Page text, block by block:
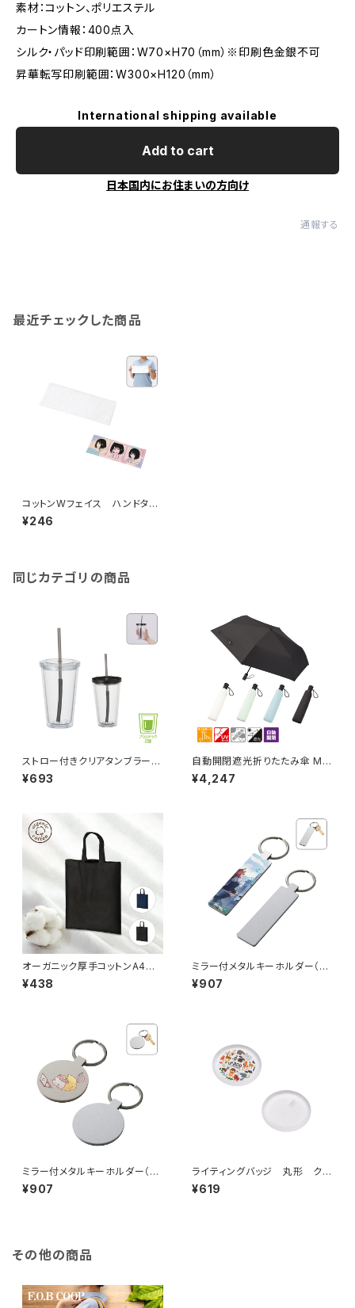
素材：コットン、ポリエステル
カートン情報：400点入
シルク・パッド印刷範囲：W70×H70（mm）※印刷色金銀不可
昇華転写印刷範囲：W300×H120（mm）
International shipping available
Add to cart
日本国内にお住まいの方向け
通報する
最近チェックした商品
コットンWフェイス ハンドタオ
ル（ロング）MG 昇華転写対応
ホワイト
¥246
同じカテゴリの商品
ストロー付きクリアタンブラー
MG
¥693
自動開閉遮光折りたたみ傘 MG
（スムーズ収納タイプ）
¥4,247
オーガニック厚手コットンA4フラ
ットバッグ MG
¥438
ミラー付メタルキーホルダー（ス
¥907
ミラー付メタルキーホルダー（ラ
ウンド） マットシルバー MG
¥907
ライティングバッジ 丸形 クリ
ア MG
¥619
その他の商品